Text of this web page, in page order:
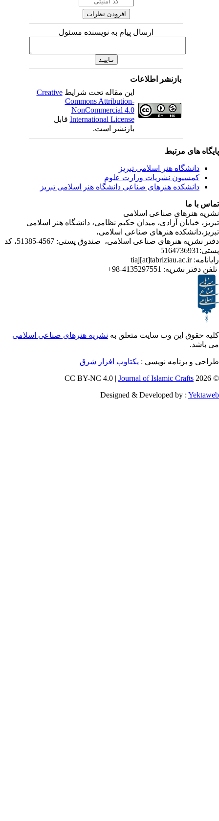
ارسال پیام به نویسنده مسئول
بازنشر اطلاعات
این مقاله تحت شرایطCreative
Commons Attribution-
NonCommercial 4.0
International Licenseقابل
بازنشر است.
مرتبط
هنر اسلامی تبریز
نشریات وزارت علوم
هنرهای صناعی دانشگاه هنر اسلامی تبریز
صناعی اسلامی
آزادی، میدان حکیم نظامی، دانشگاه هنر اسلامی
هنرهای صناعی اسلامی،
دفتر نشریه هنرهای صناعی اسلامی، صندوق پستی: 4567-51385، کد
نشریه:4135297551-98+
این وب سایت متعلق بهنشریه هنرهای صناعی اسلامی
نویسی : یکتاوب افزار شرق
Journal of Islamic
Designed & Developed by :